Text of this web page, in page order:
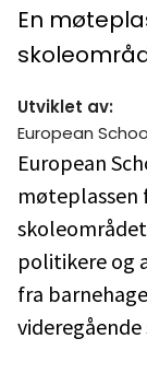
En
Utviklet av:
European
European
møteplassen
politikere og
fra